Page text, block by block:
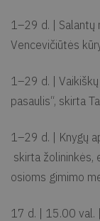
1–29 d. | Salantų
Vencevičiūtės
1–29 d. |
pasaulis“, skirta
1–29 d. | Knygų
skirta žolininkės,
osioms gimimo
17 d. | 15.00 val.